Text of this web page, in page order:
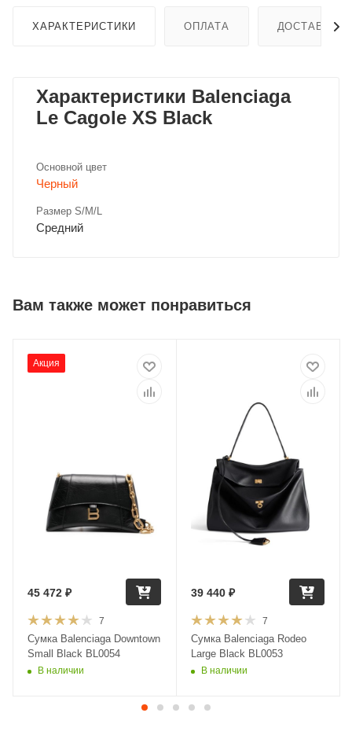
ХАРАКТЕРИСТИКИ ОПЛАТА ДОСТАВКА
Характеристики Balenciaga
Le Cagole XS Black
Основной цвет
Черный
Размер S/M/L
Средний
Вам также может понравиться
Акция
7
Сумка Balenciaga Downtown
Small Black BL0054
В наличии
45 472 ₽
7
Сумка Balenciaga Rodeo
Large Black BL0053
В наличии
39 440 ₽